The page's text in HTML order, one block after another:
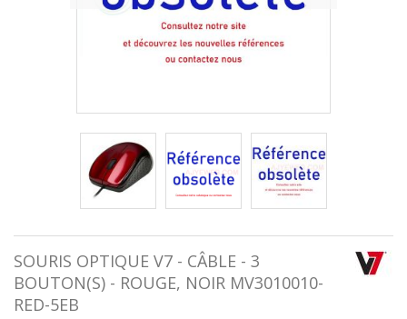
SOURIS OPTIQUE V7 - CÂBLE - 3
BOUTON(S) - ROUGE, NOIR MV3010010-
RED-5EB